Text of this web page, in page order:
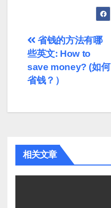
文
章
导
省钱的方法有哪
些英文: How to
save money? (如何
省钱？）
相关文章